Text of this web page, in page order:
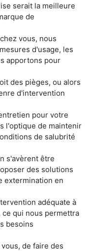
serait la meilleure
de
vous, nous
d'usage, les
apportons pour
des pièges, ou alors
d'intervention
pour votre
l'optique de maintenir
de salubrité
s'avèrent être
des solutions
extermination en
adéquate à
qui nous permettra
besoins
de faire des